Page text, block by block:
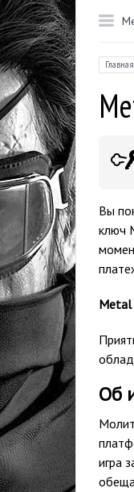
Главная
Вы
ключ
Metal
Об
игра